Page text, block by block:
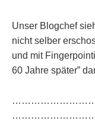
Unser Blogchef
nicht selber
und mit
60 Jahre später”